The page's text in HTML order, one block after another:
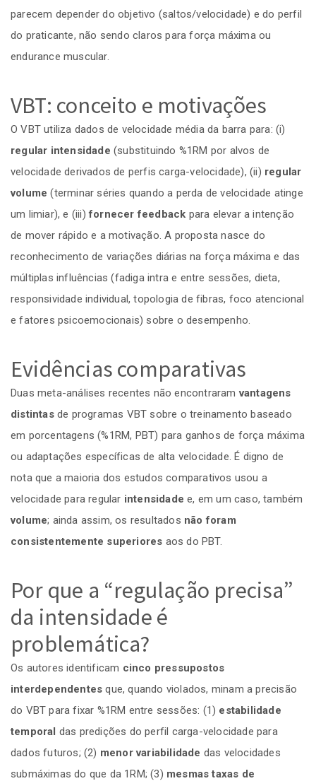
parecem depender do objetivo (saltos/velocidade) e do perfil
do praticante, não sendo claros para força máxima ou
endurance muscular.
VBT: conceito e motivações
O VBT utiliza dados de velocidade média da barra para: (i)
regular intensidade (substituindo %1RM por alvos de
velocidade derivados de perfis carga-velocidade), (ii) regular
volume (terminar séries quando a perda de velocidade atinge
um limiar), e (iii)fornecer feedback para elevar a intenção
de mover rápido e a motivação. A proposta nasce do
reconhecimento de variações diárias na força máxima e das
múltiplas influências (fadiga intra e entre sessões, dieta,
responsividade individual, topologia de fibras, foco atencional
e fatores psicoemocionais) sobre o desempenho.
Evidências comparativas
Duas meta-análises recentes não encontraramvantagens
distintasde programas VBT sobre o treinamento baseado
em porcentagens (%1RM, PBT) para ganhos de força máxima
ou adaptações específicas de alta velocidade. É digno de
nota que a maioria dos estudos comparativos usou a
velocidade para regular intensidade e, em um caso, também
volume; ainda assim, os resultados não foram
consistentemente superiores aos do PBT.
Por que a “regulação precisa”
da intensidade é
problemática?
Os autores identificam cinco pressupostos
interdependentes que, quando violados, minam a precisão
do VBT para fixar %1RM entre sessões: (1) estabilidade
temporal das predições do perfil carga-velocidade para
dados futuros; (2) menor variabilidade das velocidades
submáximas do que da 1RM; (3) mesmas taxas de